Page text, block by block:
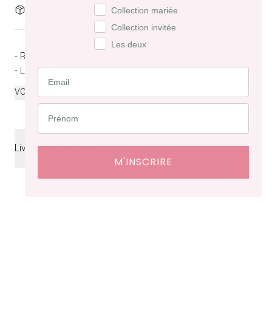
Paris et Bruxelles
- Robe longue portefeuille en crêpe de soie blanc cassé
- Longueur totale......
VOIR PLUS
Livraison & retours
Préférence de collection
Collection mariée
Collection invitée
Les deux
M'INSCRIRE